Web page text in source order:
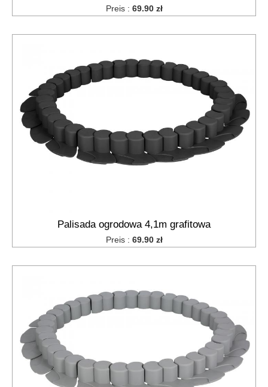
Preis : 69.90 zł
Palisada ogrodowa 4,1m grafitowa
Preis : 69.90 zł